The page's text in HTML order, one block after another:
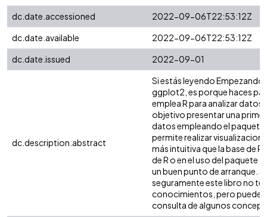
dc.date.accessioned
2022-09-06T22:53:12Z
dc.date.available
2022-09-06T22:53:12Z
dc.date.issued
2022-09-01
dc.description.abstract
Si estás leyendo Empezando
ggplot2, es porque haces
emplea R para analizar
objetivo presentar una
datos empleando el
permite realizar
más intuitiva que la base de
de R o en el uso del paquete
un buen punto de arranque.
seguramente este libro no te
conocimientos, pero puede
consulta de algunos